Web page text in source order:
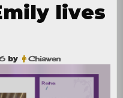
lives
by Chiawen